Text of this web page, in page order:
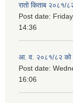
रातो किताब २०८१/
Post date:
14:36
आ. व. २०८१/८२ को
Post date:
16:06